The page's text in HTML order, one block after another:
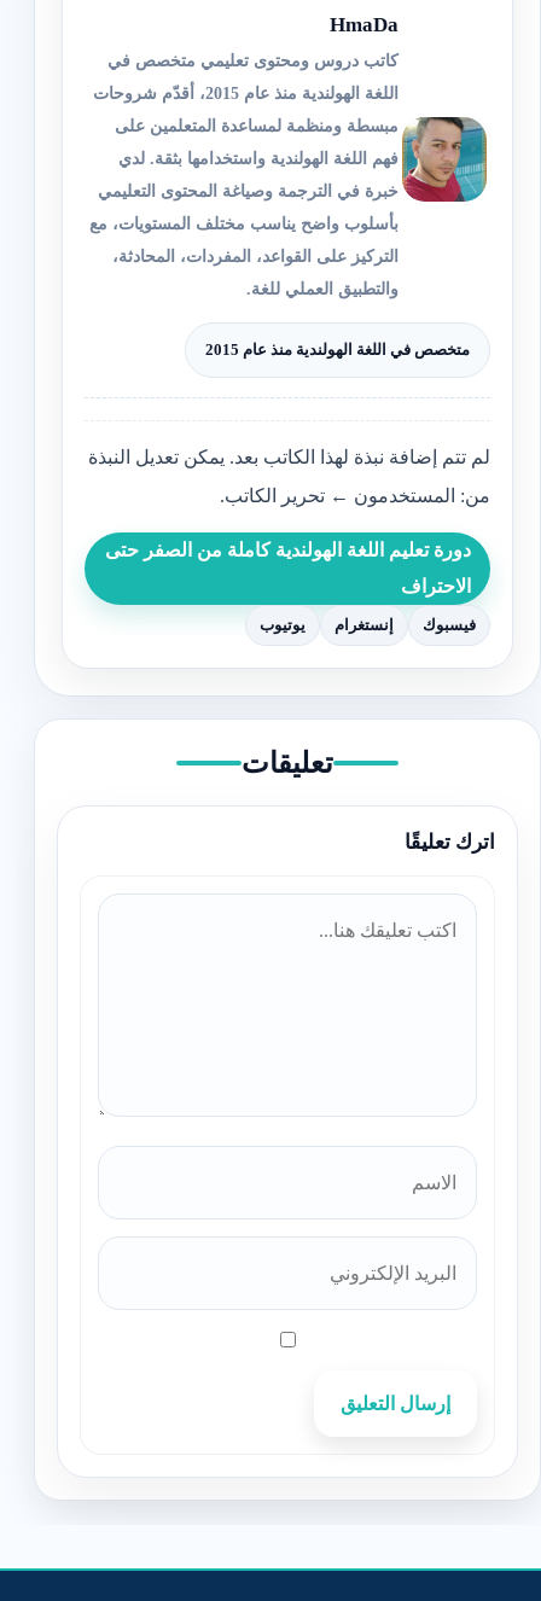
HmaDa
كاتب دروس ومحتوى تعليمي متخصص في
اللغة الهولندية منذ عام 2015، أقدّم شروحات
مبسطة ومنظمة لمساعدة المتعلمين على
فهم اللغة الهولندية واستخدامها بثقة. لدي
خبرة في الترجمة وصياغة المحتوى التعليمي
بأسلوب واضح يناسب مختلف المستويات، مع
التركيز على القواعد، المفردات، المحادثة،
والتطبيق العملي للغة.
متخصص في اللغة الهولندية منذ عام 2015
لم تتم إضافة نبذة لهذا الكاتب بعد. يمكن تعديل النبذة
من: المستخدمون ← تحرير الكاتب.
دورة تعليم اللغة الهولندية كاملة من الصفر حتى
الاحتراف
فيسبوك إنستغرام يوتيوب
تعليقات
اترك تعليقًا
إرسال التعليق